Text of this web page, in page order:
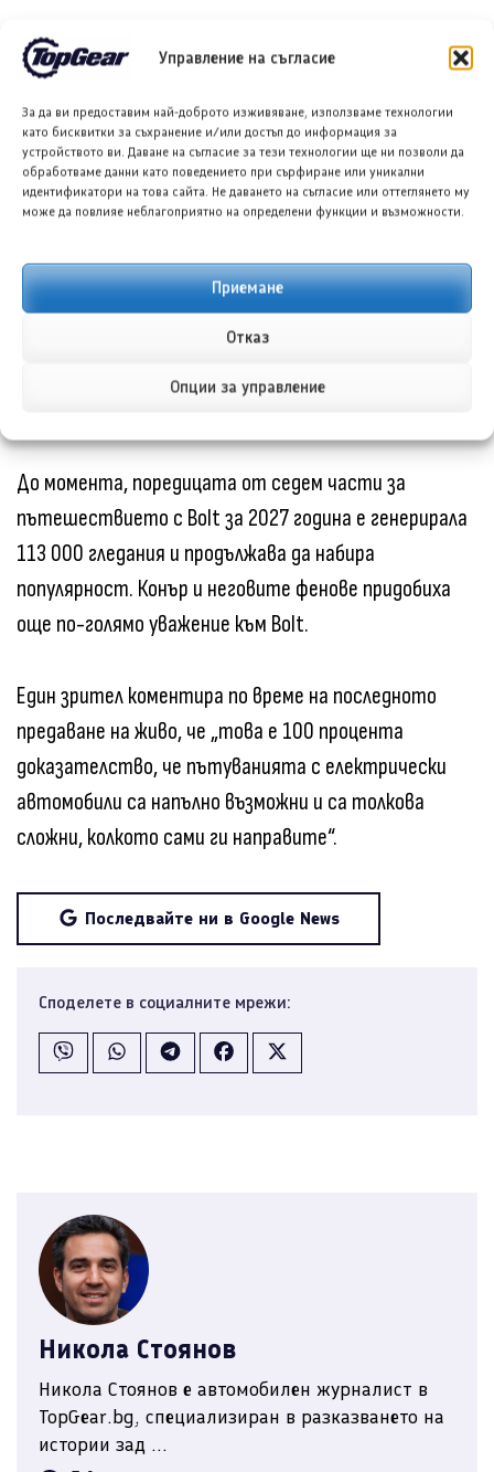
Управление на съгласие
За да ви предоставим най-доброто изживяване, използваме технологии
като бисквитки за съхранение и/или достъп до информация за
устройството ви. Даване на съгласие за тези технологии ще ни позволи да
обработваме данни като поведението при сърфиране или уникални
идентификатори на това сайта. Не даването на съгласие или оттеглянето му
може да повлияе неблагоприятно на определени функции и възможности.
Приемане
Отказ
Опции за управление
Маршрутът от бряг до бряг, използващ
Конър да изпита Bolt доколкото е възможно. От
негова гледна точка, Конър заяви, че Bolt е
„наистина впечатляващ“.
Конър сподели, че „наистина са използвали пълния
капацитет на батерията“. На много от спирките за
зареждане, допълни Конър, дуото се включвало и
разговаряло със зрители – те никога не усещали, че
До момента, поредицата от седем части за
пътешествието с Bolt за 2027 година е генерирала
113 000 гледания и продължава да набира
популярност. Конър и неговите фенове придобиха
още по-голямо уважение към Bolt.
Един зрител коментира по време на последното
предаване на живо, че „това е 100 процента
доказателство, че пътуванията с електрически
автомобили са напълно възможни и са толкова
сложни, колкото сами ги направите“.
Последвайте ни в Google News
Споделете в социалните мрежи:
Никола Стоянов
Никола Стоянов е автомобилен журналист в
TopGear.bg, специализиран в разказването на
истории зад ...